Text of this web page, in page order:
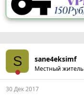
S sane4eksimf
Местный житель
30 Дек 2017